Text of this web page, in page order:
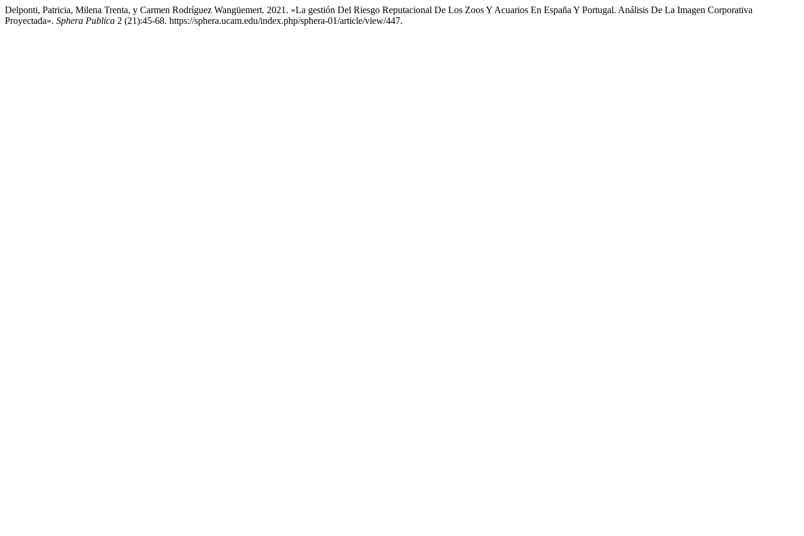
Delponti, Patricia, Milena Trenta, y Carmen Rodríguez Wangüemert. 2021. «La gestión Del Riesgo Reputacional De Los Zoos Y Acuarios En España Y Portugal. Análisis De La Imagen Corporativa
Proyectada». Sphera Publica 2 (21):45-68. https://sphera.ucam.edu/index.php/sphera-01/article/view/447.